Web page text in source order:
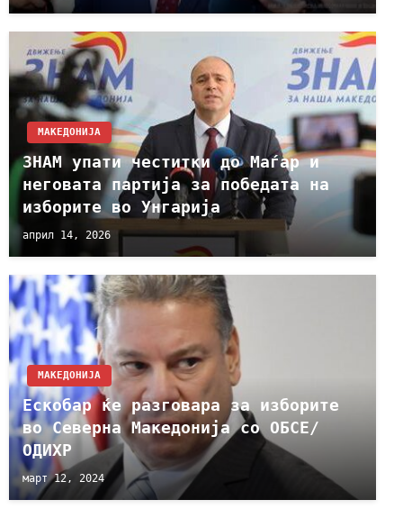
МАКЕДОНИЈА
ЗНАМ упати честитки до Маѓар и
неговата партија за победата на
изборите во Унгарија
април 14, 2026
МАКЕДОНИЈА
Ескобар ќе разговара за изборите
во Северна Македонија со ОБСЕ/
ОДИХР
март 12, 2024